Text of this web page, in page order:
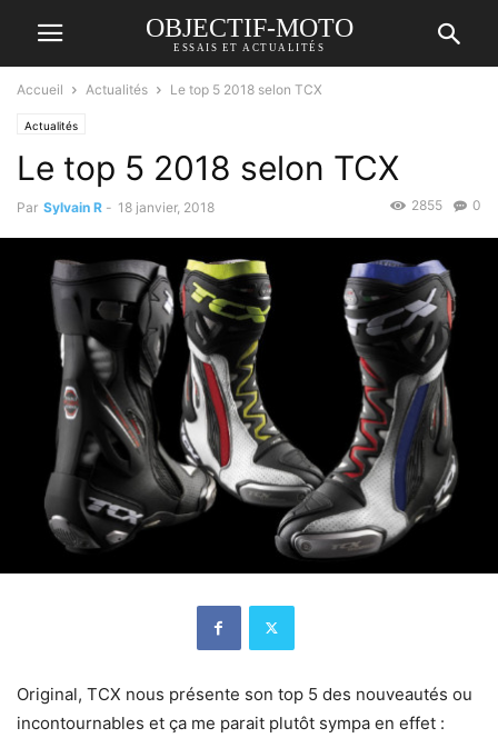
OBJECTIF-MOTO
ESSAIS ET ACTUALITÉS
Accueil Actualités Le top 5 2018 selon TCX
Actualités
Le top 5 2018 selon TCX
Par Sylvain R - 18 janvier, 2018 0
2855
Original, TCX nous présente son top 5 des nouveautés ou
incontournables et ça me parait plutôt sympa en effet :